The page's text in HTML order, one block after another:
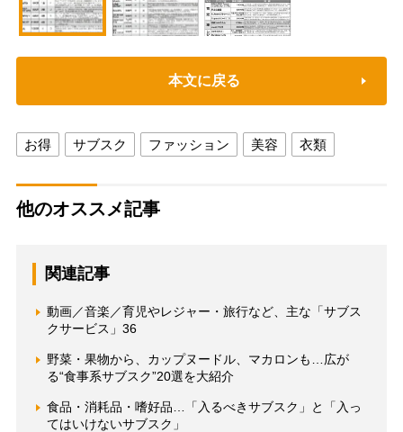
本文に戻る
お得 サブスク ファッション 美容 衣類
他のオススメ記事
関連記事
動画／音楽／育児やレジャー・旅行など、主な「サブス
クサービス」36
野菜・果物から、カップヌードル、マカロンも…広が
る“食事系サブスク”20選を大紹介
食品・消耗品・嗜好品…「入るべきサブスク」と「入っ
てはいけないサブスク」